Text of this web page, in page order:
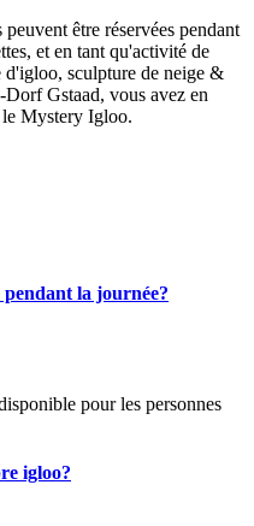
peuvent être réservées pendant
et en tant qu'activité de
d'igloo, sculpture de neige &
Gstaad, vous avez en
le Mystery Igloo.
la journée?
pour les personnes
igloo?